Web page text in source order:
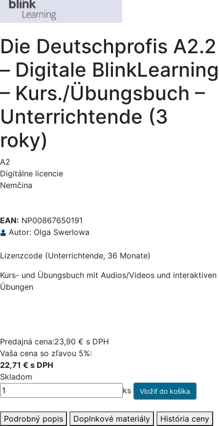
Die Deutschprofis A2.2
– Digitale BlinkLearning
– Kurs./Übungsbuch –
Unterrichtende (3
roky)
A2
Digitálne licencie
Nemčina
EAN: NP00867650191
Autor: Olga Swerlowa
Lizenzcode (Unterrichtende, 36 Monate)
Kurs- und Übungsbuch mit Audios/Videos und interaktiven
Übungen
Predajná cena:23,90 € s DPH
Vaša cena so zľavou 5%:
22,71 € s DPH
Skladom
ks
Podrobný popis Doplnkové materiály
História ceny